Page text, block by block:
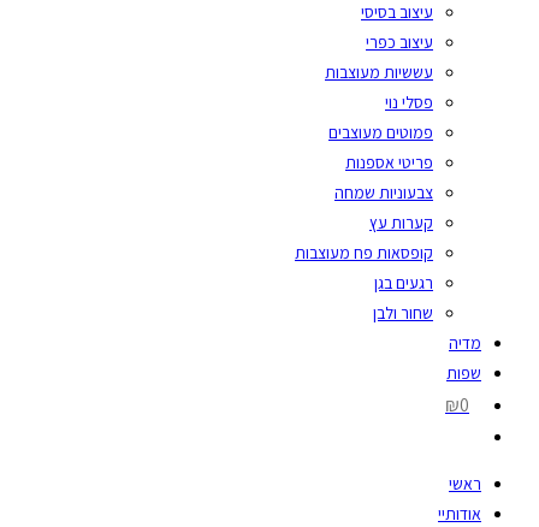
עיצוב בסיסי
עיצוב כפרי
עששיות מעוצבות
פסלי נוי
פמוטים מעוצבים
פריטי אספנות
צבעוניות שמחה
קערות עץ
קופסאות פח מעוצבות
רגעים בגן
שחור ולבן
מדיה
שפות
₪0
ראשי
אודותיי